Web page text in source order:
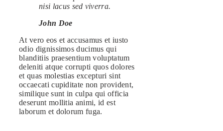
nisi lacus sed viverra.
John Doe
At vero eos et accusamus et iusto
odio dignissimos ducimus qui
blanditiis praesentium voluptatum
deleniti atque corrupti quos dolores
et quas molestias excepturi sint
occaecati cupiditate non provident,
similique sunt in culpa qui officia
deserunt mollitia animi, id est
laborum et dolorum fuga.